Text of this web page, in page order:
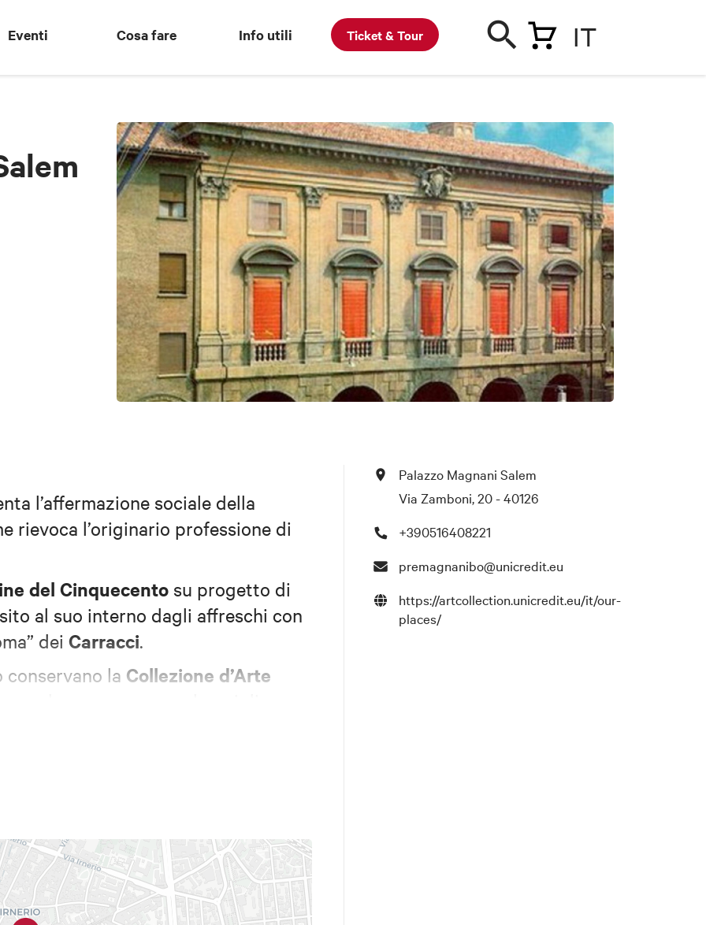
Eventi Cosa fare Info utili Ticket & Tour IT
l’affermazione sociale della
rievoca l’originario professione di
del Cinquecento su progetto di
al suo interno dagli affreschi con
dei Carracci.
la Collezione d’Arte
Palazzo Magnani Salem
Via Zamboni, 20 - 40126
+390516408221
premagnanibo@unicredit.eu
https://artcollection.unicredit.eu/it/our-
places/